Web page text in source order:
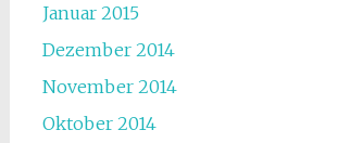
Januar 2015
Dezember 2014
November 2014
Oktober 2014